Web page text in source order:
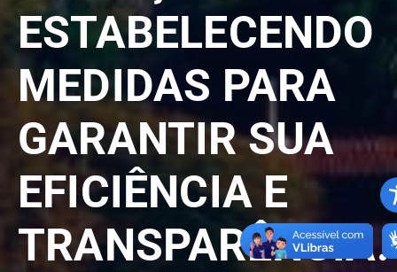
ESTABELECENDO
MEDIDAS PARA
GARANTIR SUA
EFICIÊNCIA E
TRANSPARÊNCIA.